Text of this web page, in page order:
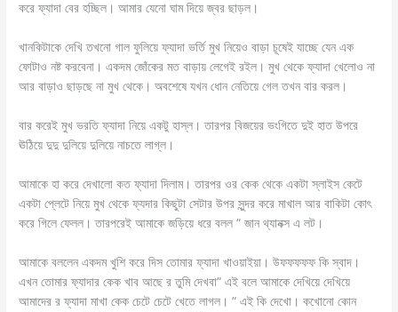
করে ফ্যাদা বের হচ্ছিল। আমার যেনো ঘাম দিয়ে জ্বর ছাড়ল।
খানকিটাকে দেখি তখনো গাল ফুলিয়ে ফ্যাদা ভর্তি মুখ নিয়েও বাড়া চূষেই যাচ্ছে যেন এক
ফোটাও নষ্ট করবেনা। একদম জোঁকের মত বাড়ায় লেগেই রইল। মুখ থেকে ফ্যাদা খেলোও না
আর বাড়াও ছাড়ছে না মুখ থেকে। অবশেষে যখন ধোন নেতিয়ে গেল তখন বার করল।
বার করেই মুখ ভরতি ফ্যাদা নিয়ে একটু হাস্ল। তারপর বিজয়ের ভংগিতে দুই হাত উপরে
ঊঠিয়ে দুদু দুলিয়ে দুলিয়ে নাচতে লাগ্ল।
আমাকে হা করে দেখালো কত ফ্যাদা দিলাম। তারপর ওর কেক থেকে একটা স্লাইস কেটে
একটা প্লেটে নিয়ে মুখ থেকে ফ্যদার কিছুটা সেটার উপর সুন্দর করে মাখাল আর বাকিটা কোৎ
করে গিলে ফেলল। তারপরেই আমাকে জড়িয়ে ধরে বলল ” জান থ্যানক্স এ লট।
আমাকে বললেন একদম খুশি করে দিস তোমার ফ্যাদা খাওয়াইয়া। উফফফফফ কি স্বাদ।
এখন তোমার ফ্যাদার কেক খাব আছে র তুমি দেখবা” এই বলে আমাকে দেখিয়ে দেখিয়ে
আমাদের র ফ্যাদা মাখা কেক চেটে চেটে খেতে লাগল। ” এই কি দেখো। কখোনো কোন